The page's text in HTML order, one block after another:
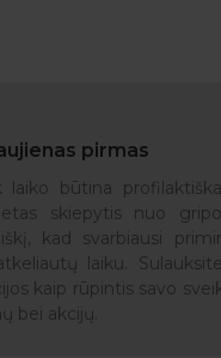
pirmas
laiko būtina
skiepytis nuo
kad svarbiausi
laiku.
kaip rūpintis savo
bei akcijų.